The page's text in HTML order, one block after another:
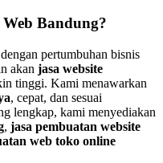
Bandung?
pertumbuhan bisnis
akan jasa website
tinggi. Kami menawarkan
, cepat, dan sesuai
lengkap, kami menyediakan
, jasa pembuatan website
web toko online